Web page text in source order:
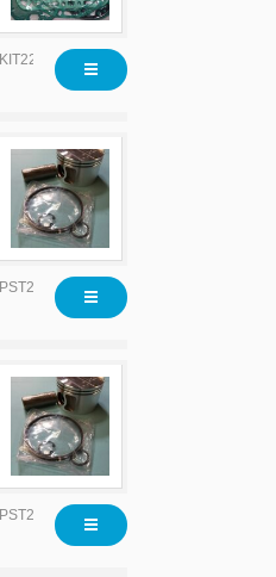
KIT2200
PST2205
PST2205X020